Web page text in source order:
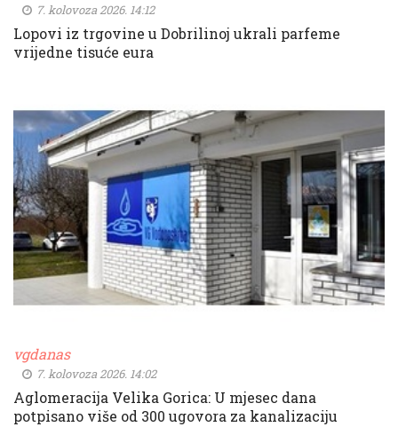
7. kolovoza 2026. 14:12
Lopovi iz trgovine u Dobrilinoj ukrali parfeme
vrijedne tisuće eura
vgdanas
7. kolovoza 2026. 14:02
Aglomeracija Velika Gorica: U mjesec dana
potpisano više od 300 ugovora za kanalizaciju